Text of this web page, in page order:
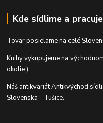
Kde sídlime a
Tovar posielame na celé
Knihy vykupujeme na
okolie.)
Náš antikvariát Antikvýchod
Slovenska - Tušice.